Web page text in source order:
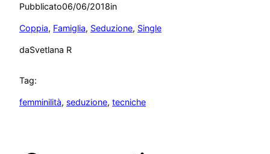
Pubblicato06/06/2018in
Coppia, Famiglia, Seduzione, Single
daSvetlana R
Tag:
femminilità, seduzione, tecniche